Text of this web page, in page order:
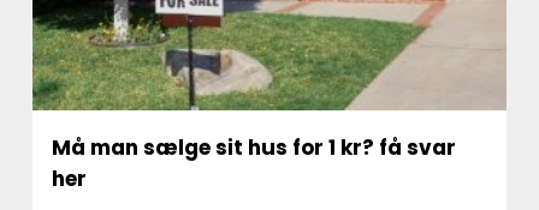
Må man sælge sit hus for 1 kr? få svar
her